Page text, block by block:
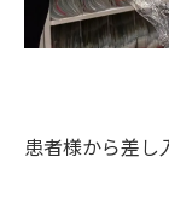
患者様から差し